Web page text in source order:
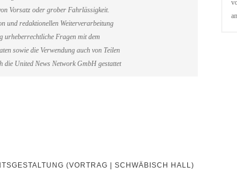
Vorsatz oder grober Fahrlässigkeit.
und redaktionellen Weiterverarbeitung
urheberrechtliche Fragen mit dem
sowie die Verwendung auch von Teilen
die United News Network GmbH gestattet
(VORTRAG | SCHWÄBISCH HALL)